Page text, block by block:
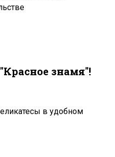
знамя"!
в удобном